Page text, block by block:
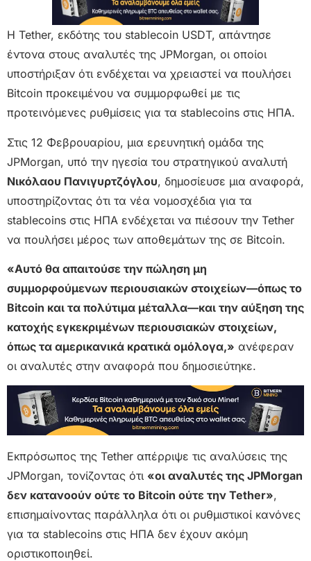
Η Tether, εκδότης του stablecoin USDT, απάντησε
έντονα στους αναλυτές της JPMorgan, οι οποίοι
υποστήριξαν ότι ενδέχεται να χρειαστεί να πουλήσει
Bitcoin προκειμένου να συμμορφωθεί με τις
προτεινόμενες ρυθμίσεις για τα stablecoins στις ΗΠΑ.
Στις 12 Φεβρουαρίου, μια ερευνητική ομάδα της
JPMorgan, υπό την ηγεσία του στρατηγικού αναλυτή
Νικόλαου Πανιγυρτζόγλου, δημοσίευσε μια αναφορά,
υποστηρίζοντας ότι τα νέα νομοσχέδια για τα
stablecoins στις ΗΠΑ ενδέχεται να πιέσουν την Tether
να πουλήσει μέρος των αποθεμάτων της σε Bitcoin.
«Αυτό θα απαιτούσε την πώληση μη
συμμορφούμενων περιουσιακών στοιχείων—όπως το
Bitcoin και τα πολύτιμα μέταλλα—και την αύξηση της
κατοχής εγκεκριμένων περιουσιακών στοιχείων,
όπως τα αμερικανικά κρατικά ομόλογα,» ανέφεραν
οι αναλυτές στην αναφορά που δημοσιεύτηκε.
Εκπρόσωπος της Tether απέρριψε τις αναλύσεις της
JPMorgan, τονίζοντας ότι «οι αναλυτές της JPMorgan
δεν κατανοούν ούτε το Bitcoin ούτε την Tether»,
επισημαίνοντας παράλληλα ότι οι ρυθμιστικοί κανόνες
για τα stablecoins στις ΗΠΑ δεν έχουν ακόμη
οριστικοποιηθεί.